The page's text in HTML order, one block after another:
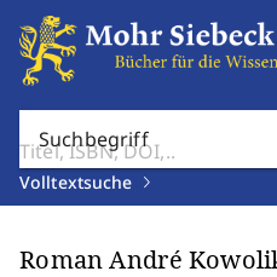
Suchbegriff
Volltextsuche
Roman André